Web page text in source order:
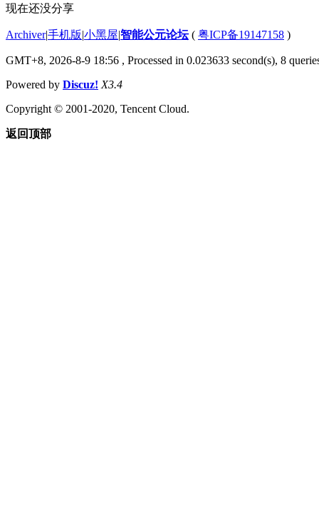
现在还没分享
Archiver|手机版|小黑屋|智能公元论坛( 粤ICP备19147158 )
GMT+8, 2026-8-9 18:56 , Processed in 0.023633 second(s), 8
Powered by Discuz! X3.4
Copyright © 2001-2020, Tencent Cloud.
返回顶部